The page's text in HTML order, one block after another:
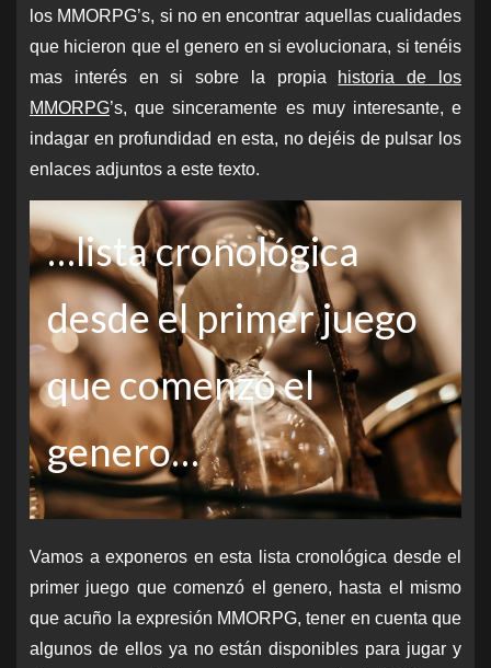
los MMORPG’s, si noen encontrar aquellas cualidades
que hicieron que el genero en si evolucionara, si tenéis
mas interés en si sobre la propia historia de los
MMORPG’s,que sinceramente es muy interesante,e
indagar en profundidad en esta, no dejéis de pulsar los
enlaces adjuntos a este texto.
…lista cronológica
desde el primer juego
que comenzó el
genero…
Vamos a exponeros en esta lista cronológica desde el
primer juego que comenzó el genero, hasta el mismo
que acuño la expresión MMORPG, tener en cuenta que
algunos de ellos ya no están disponibles para jugar y